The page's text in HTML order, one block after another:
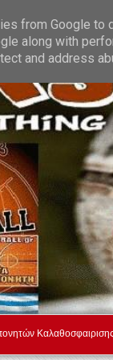
Είμαστε Όροι
Καλαθοσφαιρισης
from Google to
along with
and address